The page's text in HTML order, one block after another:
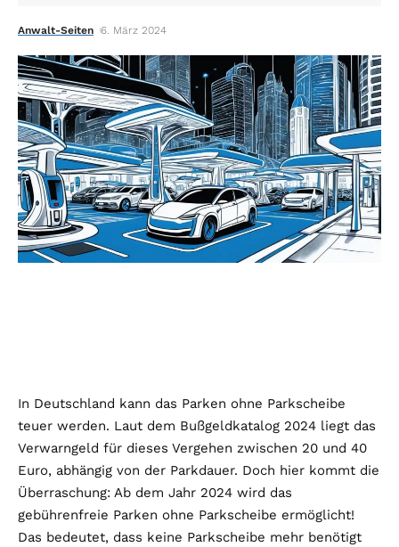
Anwalt-Seiten 6. März 2024
In Deutschland kann das Parken ohne Parkscheibe
teuer werden. Laut dem Bußgeldkatalog 2024 liegt das
Verwarngeld für dieses Vergehen zwischen 20 und 40
Euro, abhängig von der Parkdauer. Doch hier kommt die
Überraschung: Ab dem Jahr 2024 wird das
gebührenfreie Parken ohne Parkscheibe ermöglicht!
Das bedeutet, dass keine Parkscheibe mehr benötigt